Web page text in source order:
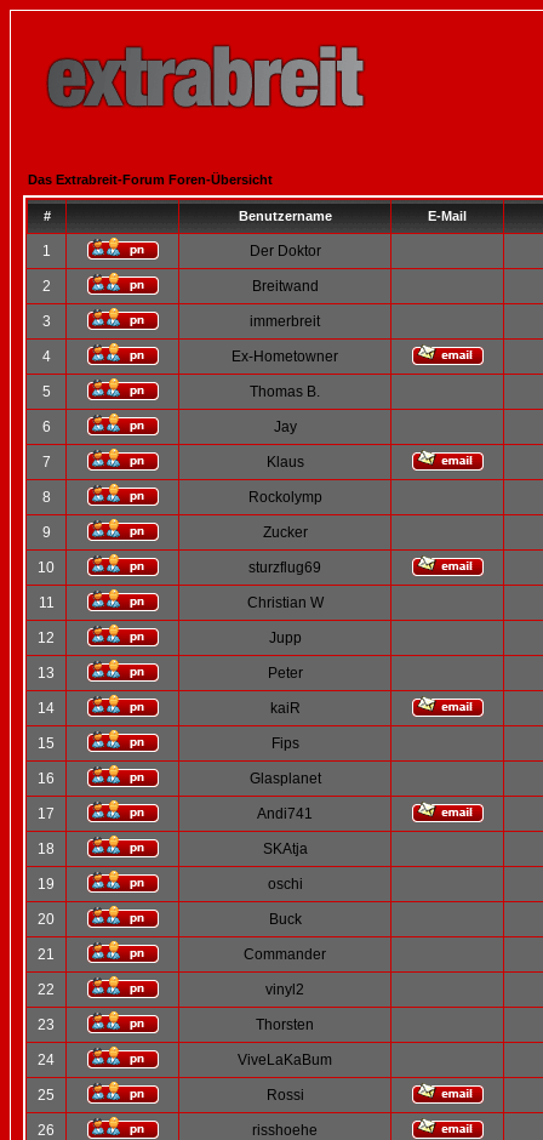
Das Extrabreit-Forum Foren-Übersicht
# Benutzername E-Mail
1 Der Doktor
2 Breitwand
3 immerbreit
4 Ex-Hometowner
5 Thomas B.
6 Jay
7 Klaus
8 Rockolymp
9 Zucker
10 sturzflug69
11 Christian W
12 Jupp
13 Peter
14 kaiR
15 Fips
16 Glasplanet
17 Andi741
18 SKAtja
19 oschi
20 Buck
21 Commander
22 vinyl2
23 Thorsten
24 ViveLaKaBum
25 Rossi
26 risshoehe